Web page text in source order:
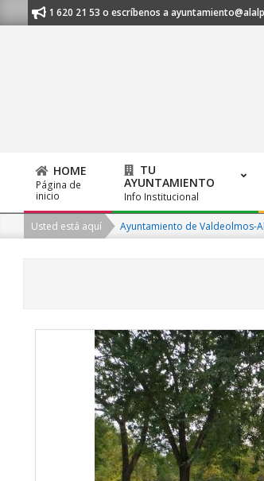
to
al 91 620 21 53 o escríbenos a
Primary
Navigation
Menu
HOME
Página de
inicio
TU
AYUNTAMIENTO
Info Institucional
Usted está aquí Ayuntamiento de Valdeolmos-